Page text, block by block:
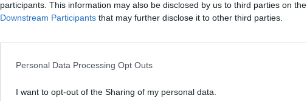
participants. This information may also be disclosed by us to third parties on the
Downstream Participants that may further disclose it to other third parties.
Personal Data Processing Opt Outs
I want to opt-out of the Sharing of my personal data.